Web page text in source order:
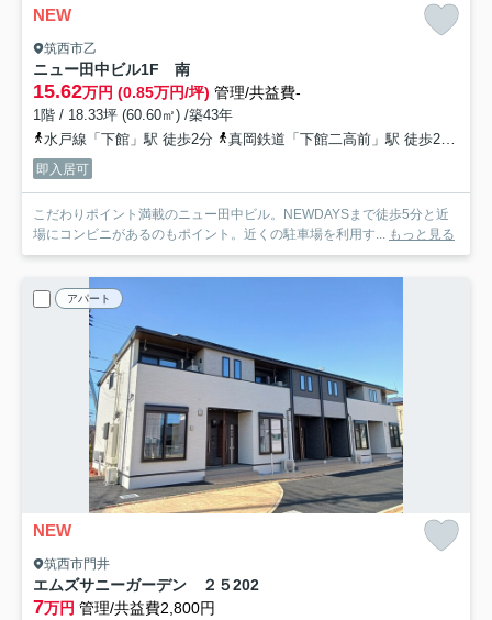
NEW
筑西市乙
ニュー田中ビル1F 南
15.62万円 (0.85万円/坪) 管理/共益費-
1階 / 18.33坪 (60.60㎡) /築43年
水戸線「下館」駅 徒歩2分
真岡鉄道「下館二高前」駅 徒歩29分
即入居可
こだわりポイント満載のニュー田中ビル。NEWDAYSまで徒歩5分と近
場にコンビニがあるのもポイント。近くの駐車場を利用す... もっと見る
アパート
NEW
筑西市門井
エムズサニーガーデン ２５202
7万円 管理/共益費2,800円